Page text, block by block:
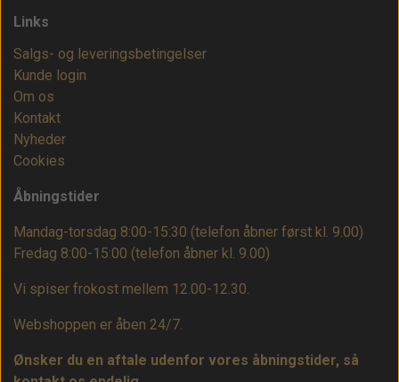
Links
Salgs- og leveringsbetingelser
Kunde login
Om os
Kontakt
Nyheder
Cookies
Åbningstider
Mandag-torsdag 8:00-15:30 (telefon åbner først kl. 9.00)
Fredag 8:00-15:00 (telefon åbner kl. 9.00)
Vi spiser frokost mellem 12.00-12.30.
Webshoppen er åben 24/7.
Ønsker du en aftale udenfor vores åbningstider, så